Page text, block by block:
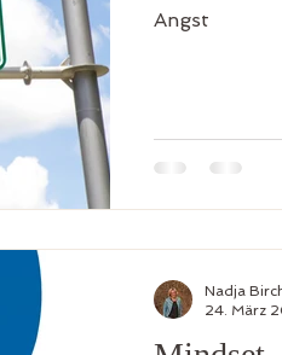
Angst
Nadja
24. März